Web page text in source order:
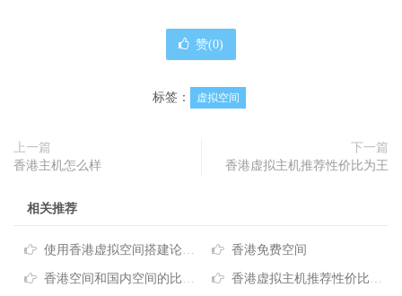
赞(0)
标签： 虚拟空间
上一篇
香港主机怎么样
下一篇
香港虚拟主机推荐性价比为王
相关推荐
使用香港虚拟空间搭建论坛怎么样？ 香港免费空间
香港空间和国内空间的比较介绍 香港虚拟主机推荐性价比为王